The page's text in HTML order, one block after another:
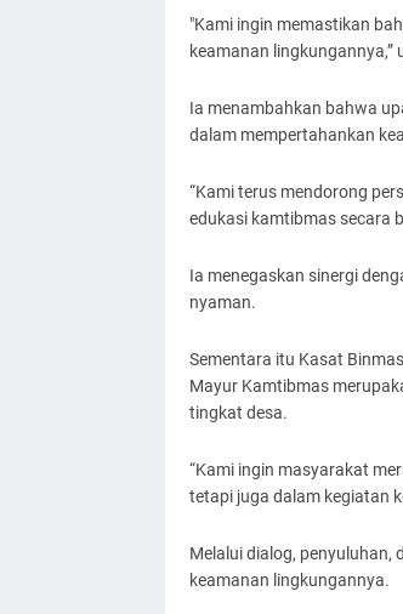
"Kami ingin memastikan
keamanan lingkungannya,”
Ia menambahkan bahwa
dalam mempertahankan
“Kami terus mendorong
edukasi kamtibmas secara
Ia menegaskan sinergi
nyaman.
Sementara itu Kasat
Mayur Kamtibmas
tingkat desa.
“Kami ingin masyarakat
tetapi juga dalam kegiatan
Melalui dialog, penyuluhan,
keamanan lingkungannya.